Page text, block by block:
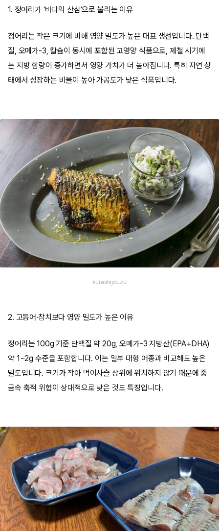
1. 정어리가 ‘바다의 산삼’으로 불리는 이유
정어리는 작은 크기에 비해 영양 밀도가 높은 대표 생선입니다. 단백
질, 오메가-3, 칼슘이 동시에 포함된 고영양 식품으로, 제철 시기에
는 지방 함량이 증가하면서 영양 가치가 더 높아집니다. 특히 자연 상
태에서 성장하는 비율이 높아 가공도가 낮은 식품입니다.
kurashijouzu
2. 고등어·참치보다 영양 밀도가 높은 이유
정어리는 100g 기준 단백질 약 20g, 오메가-3 지방산(EPA+DHA)
약 1~2g 수준을 포함합니다. 이는 일부 대형 어종과 비교해도 높은
밀도입니다. 크기가 작아 먹이사슬 상위에 위치하지 않기 때문에 중
금속 축적 위험이 상대적으로 낮은 것도 특징입니다.